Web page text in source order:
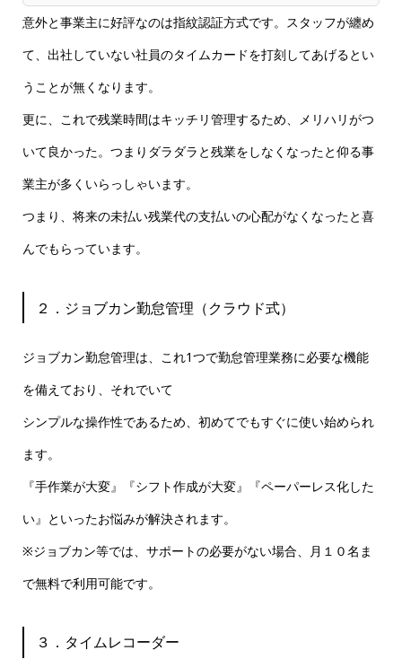
意外と事業主に好評なのは指紋認証方式です。スタッフが纏め
て、出社していない社員のタイムカードを打刻してあげるとい
うことが無くなります。
更に、これで残業時間はキッチリ管理するため、メリハリがつ
いて良かった。つまりダラダラと残業をしなくなったと仰る事
業主が多くいらっしゃいます。
つまり、将来の未払い残業代の支払いの心配がなくなったと喜
んでもらっています。
２．ジョブカン勤怠管理（クラウド式）
ジョブカン勤怠管理は、これ1つで勤怠管理業務に必要な機能
を備えており、それでいて
シンプルな操作性であるため、初めてでもすぐに使い始められ
ます。
『手作業が大変』『シフト作成が大変』『ペーパーレス化した
い』といったお悩みが解決されます。
※ジョブカン等では、サポートの必要がない場合、月１０名ま
で無料で利用可能です。
３．タイムレコーダー